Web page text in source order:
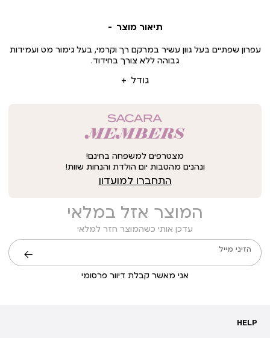
תיאור מוצר
גודל
עפרון שפתיים בעל גוון עשיר במרקם רך וקרמי, בעל גימור מט ועמידות
גבוהה ללא צורך בחידוד.
מצטרפים למשפחה בחינם!
ונהנים מהטבות יום הולדת והנחות שוות!
התחברו למועדון
המוצר אזל במלאי
עדכן אותי כשהמוצר חזר למלאי
הזיני מייל
אני מאשר קבלת דיוור פרסומי
שליחה
HELP
HELP